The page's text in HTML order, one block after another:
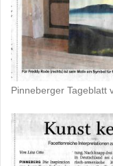
Pinneberger Tageblatt